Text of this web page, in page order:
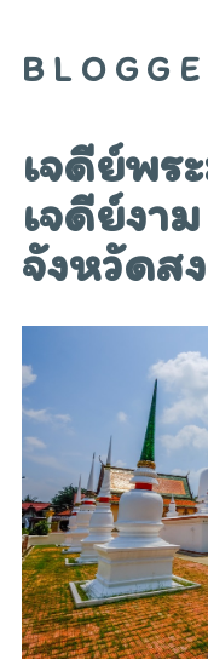
เจดีย์พร
เจดีย์งา
จังหวัดส